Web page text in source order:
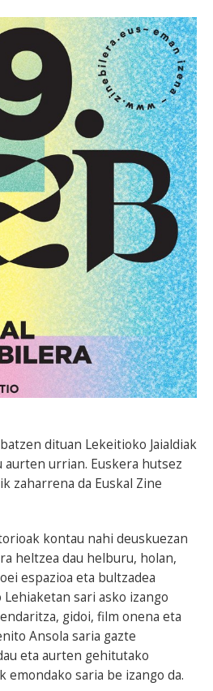
dituan Lekeitioko Jaialdiak
aurten urrian. Euskera hutsez
zaharrena da Euskal Zine
kontau nahi deuskuezan
heltzea dau helburu, holan,
espazioa eta bultzadea
Lehiaketan sari asko izango
gidoi, film onena eta
Ansola saria gazte
eta aurten gehitutako
emondako saria be izango da.